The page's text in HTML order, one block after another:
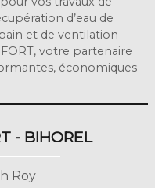
d’eau de
et de ventilation
votre partenaire
économiques
- BIHOREL
Roy